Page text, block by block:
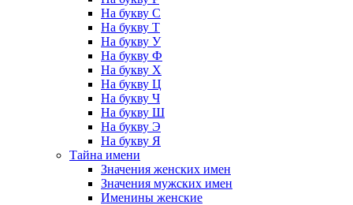
На букву С
На букву Т
На букву У
На букву Ф
На букву Х
На букву Ц
На букву Ч
На букву Ш
На букву Э
На букву Я
Тайна имени
Значения женских имен
Значения мужских имен
Именины женские